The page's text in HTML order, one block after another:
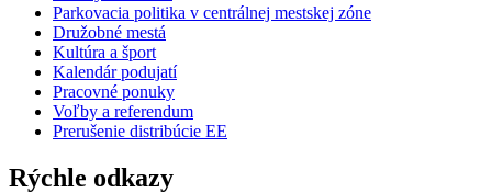
Parkovacia politika v centrálnej mestskej zóne
Družobné mestá
Kultúra a šport
Kalendár podujatí
Pracovné ponuky
Voľby a referendum
Prerušenie distribúcie EE
Rýchle odkazy